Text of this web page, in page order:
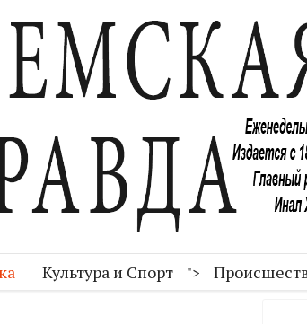
Культура и Спорт ">